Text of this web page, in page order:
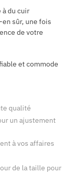
à du cuir
sûr, une fois
de votre
et commode
qualité
un ajustement
à vos affaires
de la taille pour